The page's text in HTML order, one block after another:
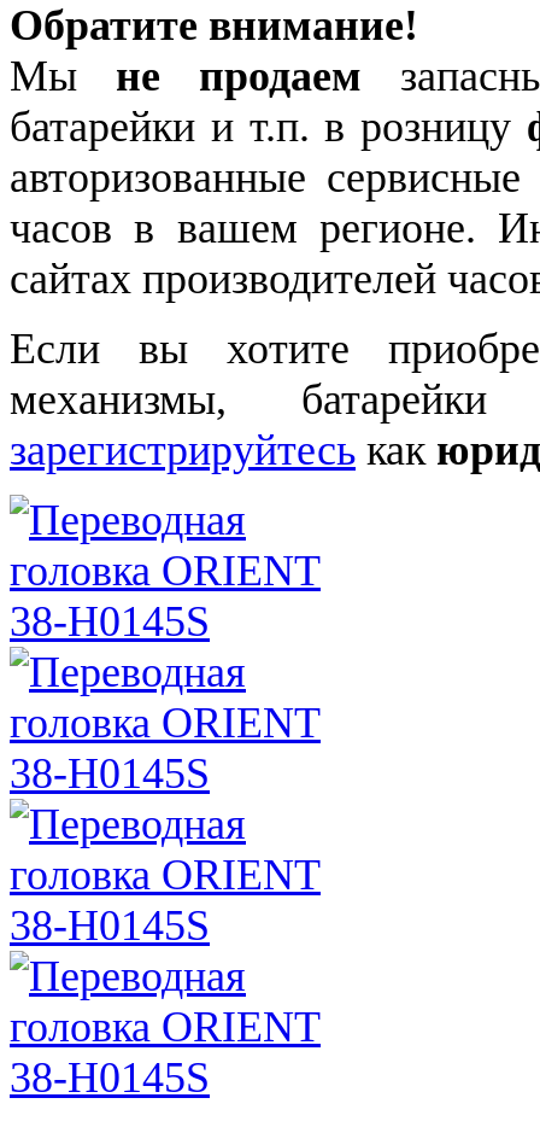
Обратите внимание!
Мы не продаем
батарейки и т.п. в розницу
авторизованные
часов в вашем регионе.
сайтах производителей
Если вы хотите
механизмы,
зарегистрируйтесь как